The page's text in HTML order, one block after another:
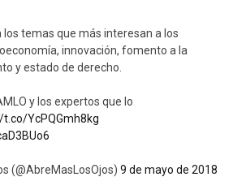
los temas que más interesan a los
innovación, fomento a la
y estado de derecho.
y los expertos que lo
t.co/YcPQGmh8kg
(@AbreMasLosOjos) 9 de mayo de 2018